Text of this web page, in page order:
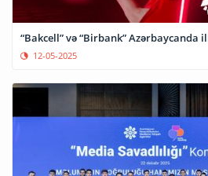
“Bakcell” və “Birbank” Azərbaycanda
12-05-2025